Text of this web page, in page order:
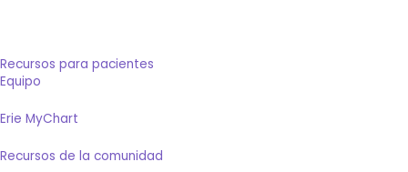
Recursos para pacientes
Equipo
Erie MyChart
Recursos de la comunidad